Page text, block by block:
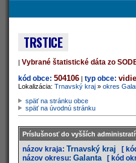
TRSTICE
| Vybrané štatistické dáta zo
kód obce: 504106 | typ obce:
Lokalizácia: Trnavský kraj » okres
späť na stránku obce
späť na úvodnú stránku
Príslušnosť do vyšších
názov kraja: Trnavský kraj [
názov okresu: Galanta [ kód